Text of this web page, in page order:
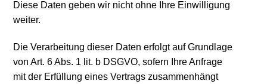
Diese Daten geben wir nicht ohne Ihre Einwilligung
weiter.
Die Verarbeitung dieser Daten erfolgt auf Grundlage
von Art. 6 Abs. 1 lit. b DSGVO, sofern Ihre Anfrage
mit der Erfüllung eines Vertrags zusammenhängt